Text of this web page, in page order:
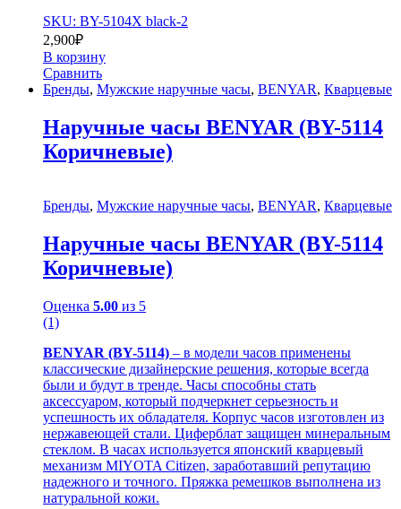
SKU: BY-5104X black-2
2,900₽
В корзину
Сравнить
Бренды, Мужские наручные часы, BENYAR, Кварцевые
Наручные часы BENYAR (BY-5114
Коричневые)
Бренды, Мужские наручные часы, BENYAR, Кварцевые
Наручные часы BENYAR (BY-5114
Коричневые)
Оценка 5.00 из 5
(1)
BENYAR (BY-5114) – в модели часов применены
классические дизайнерские решения, которые всегда
были и будут в тренде. Часы способны стать
аксессуаром, который подчеркнет серьезность и
успешность их обладателя. Корпус часов изготовлен из
нержавеющей стали. Циферблат защищен минеральным
стеклом. В часах используется японский кварцевый
механизм MIYOTA Citizen, заработавший репутацию
надежного и точного. Пряжка ремешков выполнена из
натуральной кожи.